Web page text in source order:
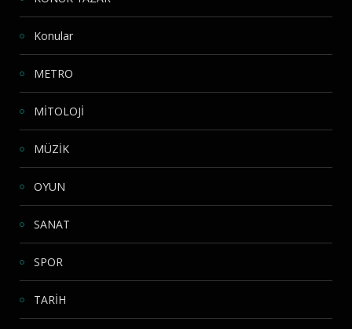
Konular
METRO
MİTOLOJİ
MÜZİK
OYUN
SANAT
SPOR
TARİH